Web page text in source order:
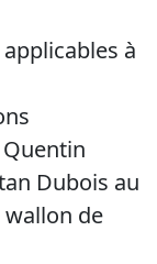
à
Dubois au
de